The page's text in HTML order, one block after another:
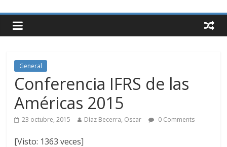
General
Conferencia IFRS de las
Américas 2015
23 octubre, 2015 Díaz Becerra, Oscar 0 Comments
[Visto: 1363 veces]